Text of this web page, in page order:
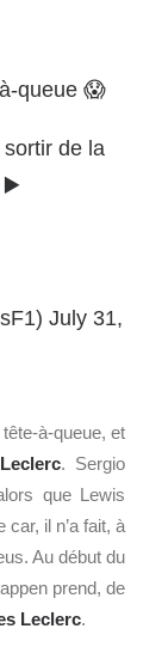
queue 😱
de la
July 31,
à-queue, et
. Sergio
que Lewis
il n’a fait, à
Au début du
prend, de
Leclerc.